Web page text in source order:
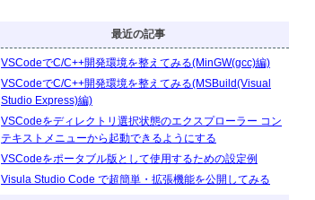
最近の記事
VSCodeでC/C++開発環境を整えてみる(MinGW(gcc)編)
VSCodeでC/C++開発環境を整えてみる(MSBuild(Visual
Studio Express)編)
VSCodeをディレクトリ選択状態のエクスプローラー コン
テキストメニューから起動できるようにする
VSCodeをポータブル版として使用するための設定例
Visula Studio Code で超簡単・拡張機能を公開してみる